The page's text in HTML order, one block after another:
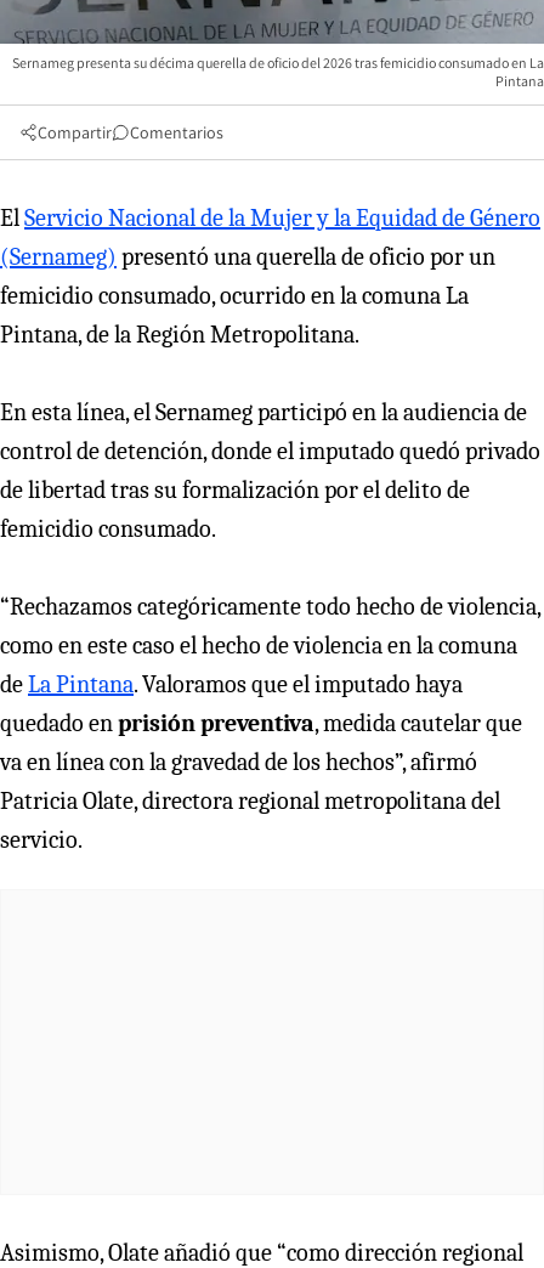
Sernameg presenta su décima querella de oficio del 2026 tras femicidio consumado en La
Pintana
Compartir Comentarios
ElServicio Nacional de la Mujer y la Equidad de Género
(Sernameg) presentó una querella de oficio por un
femicidio consumado, ocurrido en la comuna La
Pintana, de la Región Metropolitana.
En esta línea, el Sernameg participó en la audiencia de
control de detención, donde el imputado quedó privado
de libertad tras su formalización por el delito de
femicidio consumado.
“Rechazamos categóricamente todo hecho de violencia,
como en este caso el hecho de violencia en la comuna
deLa Pintana. Valoramos que el imputado haya
quedado enprisión preventiva, medida cautelar que
va en línea con la gravedad de los hechos”, afirmó
Patricia Olate, directora regional metropolitana del
servicio.
Asimismo, Olate añadió que “como dirección regional